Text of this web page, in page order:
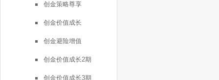
创金策略尊享
创金价值成长
创金避险增值
创金价值成长2期
创金价值成长3期